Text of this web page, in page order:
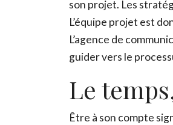
son projet. Les
L’équipe projet est
L’agence de
guider vers le
Le
Être à son compte